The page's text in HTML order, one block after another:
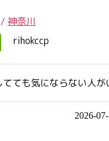
/ 神奈川
rihokccp
ても気にならない人が
2026-